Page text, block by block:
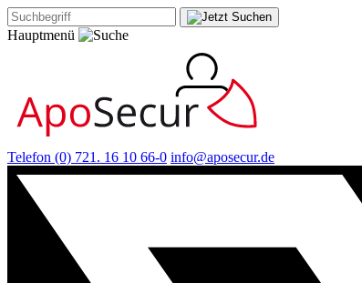
Hauptmenü
Telefon (0) 721. 16 10 66-0 info@aposecur.de